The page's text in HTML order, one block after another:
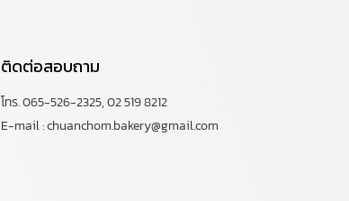
ติดต่อสอบถาม
โทร. 065-526-2325, 02 519 8212
E-mail : chuanchom.bakery@gmail.com